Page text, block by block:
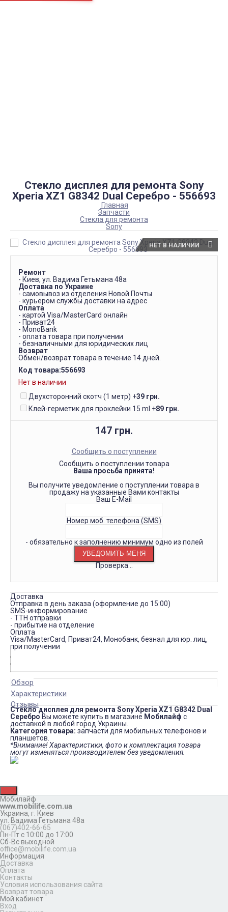
Стекло дисплея для ремонта Sony
Xperia XZ1 G8342 Dual Серебро - 556693
Главная
Запчасти
Стекла для ремонта
Sony
НЕТ В НАЛИЧИИ
Ремонт
- Киев, ул. Вадима Гетьмана 48а
Доставка по Украине
- самовывоз из отделения Новой Почты
- курьером службы доставки на адрес
Оплата
- картой Visa/MasterCard онлайн
- Приват24
- MonoBank
- оплата товара при получении
- безналичными для юридических лиц
Возврат
Обмен/возврат товара в течение 14 дней.
Код товара:556693
Нет в наличии
Двухсторонний скотч (1 метр) +39 грн.
Клей-герметик для проклейки 15 ml +89 грн.
147 грн.
Сообщить о поступлении
Сообщить о поступлении товара
Ваша просьба принята!
Вы получите уведомление о поступлении товара в
продажу на указанные Вами контакты
Ваш E-Mail
Номер моб. телефона (SMS)
- обязательно к заполнению минимум одно из полей
Проверка...
Доставка
Отправка в день заказа (оформление до 15:00)
SMS-информирование
- ТТН отправки
- прибытие на отделение
Оплата
Visa/MasterCard, Приват24, Монобанк, безнал для юр. лиц,
при получении
Обзор
Характеристики
Отзывы
Стекло дисплея для ремонта Sony Xperia XZ1 G8342 Dual
Серебро Вы можете купить в магазине Мобилайф с
доставкой в любой город Украины.
Категория товара: запчасти для мобильных телефонов и
планшетов.
*Внимание! Характеристики, фото и комплектация товара
могут изменяться производителем без уведомления.
Мобилайф
www.mobilife.com.ua
Украина, г. Киев
ул. Вадима Гетьмана 48а
(067)402-66-65
Пн-Пт с 10:00 до 17:00
Сб-Вс выходной
office@mobilife.com.ua
Информация
Доставка
Оплата
Контакты
Условия использования сайта
Возврат товара
Мой кабинет
Вход